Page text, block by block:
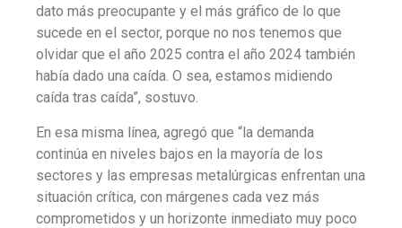
dato más preocupante y el más gráfico de lo que
sucede en el sector, porque no nos tenemos que
olvidar que el año 2025 contra el año 2024 también
había dado una caída. O sea, estamos midiendo
caída tras caída”, sostuvo.
En esa misma línea, agregó que “la demanda
continúa en niveles bajos en la mayoría de los
sectores y las empresas metalúrgicas enfrentan una
situación crítica, con márgenes cada vez más
comprometidos y un horizonte inmediato muy poco